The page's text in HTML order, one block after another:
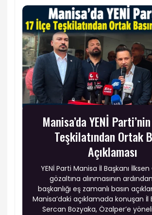
Manisa’da YENİ
Teşkilatından Ortak
Açıklaması
YENİ Parti Manisa İl Başkanı
gözaltına alınmasının
başkanlığı eş zamanlı basın
Manisa’daki açıklamada konuşan İl
Sercan Bozyaka, Özalper’e